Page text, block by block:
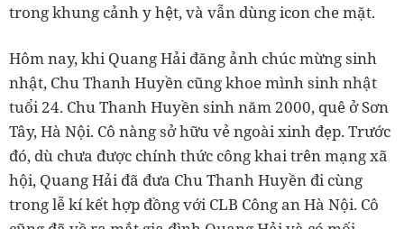
trong khung cảnh y hệt, và vẫn dùng icon che mặt.
Hôm nay, khi Quang Hải đăng ảnh chúc mừng sinh
nhật, Chu Thanh Huyền cũng khoe mình sinh nhật
tuổi 24. Chu Thanh Huyền sinh năm 2000, quê ở Sơn
Tây, Hà Nội. Cô nàng sở hữu vẻ ngoài xinh đẹp. Trước
đó, dù chưa được chính thức công khai trên mạng xã
hội, Quang Hải đã đưa Chu Thanh Huyền đi cùng
trong lễ kí kết hợp đồng với CLB Công an Hà Nội. Cô